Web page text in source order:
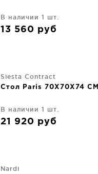
В наличии 1 шт.
13 560 руб
Siesta Contract
Стол Paris 70X70X74 CM
В наличии 1 шт.
21 920 руб
Nardi